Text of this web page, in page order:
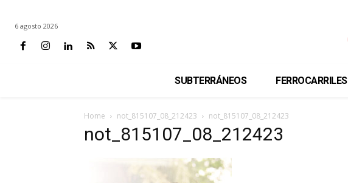
6 agosto 2026
SUBTERRÁNEOS FERROCARRILES
Home not_815107_08_212423 not_815107_08_212423
not_815107_08_212423